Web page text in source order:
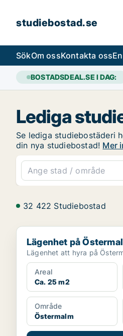
studiebostad.se
SökOm ossKontakta oss
BOSTADSDEAL.SE I DAG:
Lediga
Se lediga studiebostäderi
din nya studiebostad! Mer
32 422 Studiebostad
Lägenhet på Östermalm
Lägenhet på
Areal
Ca. 25 m2
Område
Östermalm